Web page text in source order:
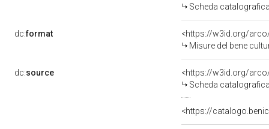
Scheda
dc:format
<https://w3id.org/
Misure del bene
dc:source
<https://w3id.org/
Scheda
<https://